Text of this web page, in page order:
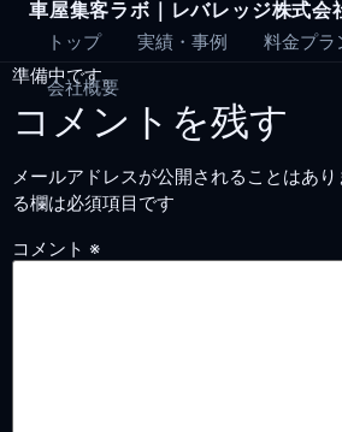
Skip
content
車屋集客ラボ｜レバレッジ株式会
トップ 実績・事例 料金プラ
会社概要
準備中です。
コメントを残す
メールアドレスが公開されることはあり
る欄は必須項目です
コメント ※